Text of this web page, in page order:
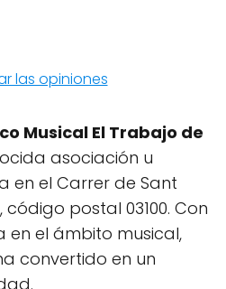
las opiniones
Musical El Trabajo de
asociación u
en el Carrer de Sant
código postal 03100. Con
el ámbito musical,
convertido en un